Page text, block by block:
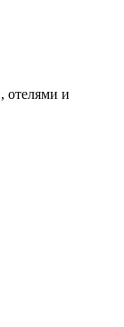
отелями и